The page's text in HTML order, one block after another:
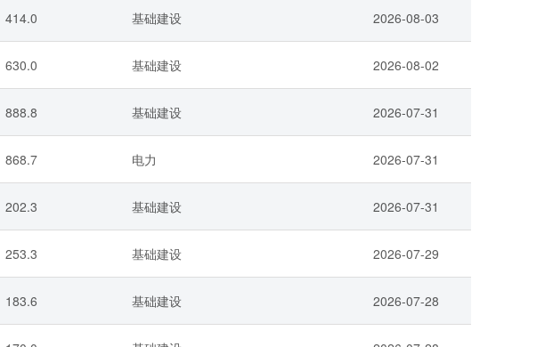
414.0 基础建设 2026-08-03
630.0 基础建设 2026-08-02
888.8 基础建设 2026-07-31
868.7 电力 2026-07-31
202.3 基础建设 2026-07-31
253.3 基础建设 2026-07-29
183.6 基础建设 2026-07-28